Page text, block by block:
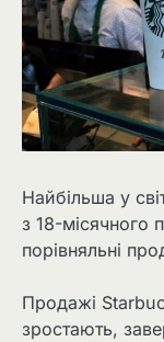
Найбільша у
з 18-місячного
порівняльні
Продажі
зростають,